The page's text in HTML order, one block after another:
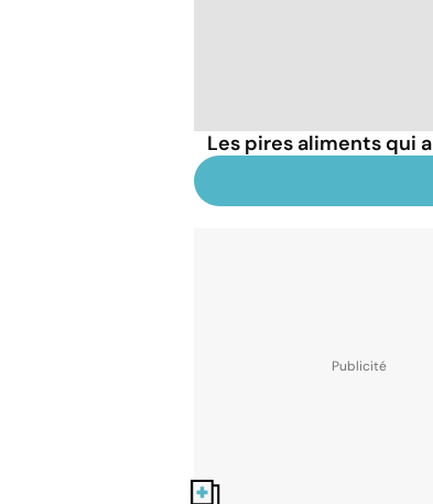
Les pires aliments qui
Nos fiches